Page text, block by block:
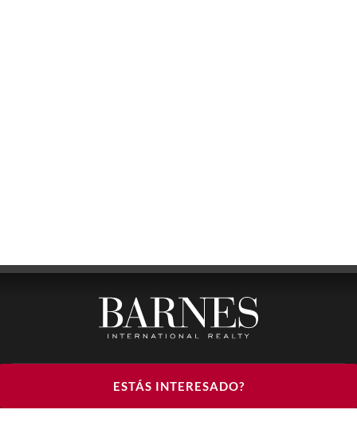
ESTÁS INTERESADO?
BARNES LUXURY RENTALS - HEAD OFFICE